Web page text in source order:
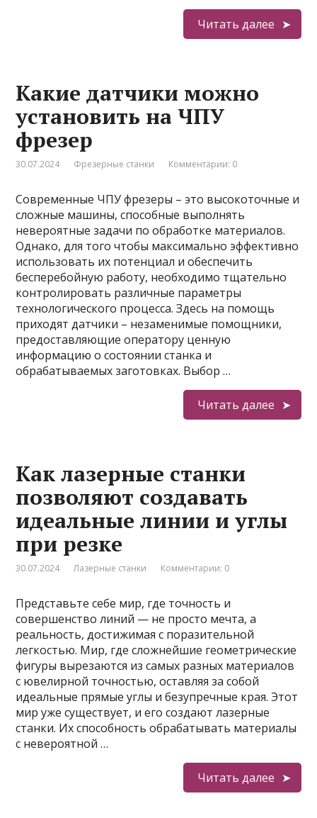
Читать далее
Какие датчики можно
установить на ЧПУ
фрезер
30.07.2024 Фрезерные станки Комментарии: 0
Современные ЧПУ фрезеры – это высокоточные и
сложные машины, способные выполнять
невероятные задачи по обработке материалов.
Однако, для того чтобы максимально эффективно
использовать их потенциал и обеспечить
бесперебойную работу, необходимо тщательно
контролировать различные параметры
технологического процесса. Здесь на помощь
приходят датчики – незаменимые помощники,
предоставляющие оператору ценную
информацию о состоянии станка и
обрабатываемых заготовках. Выбор …
Читать далее
Как лазерные станки
позволяют создавать
идеальные линии и углы
при резке
30.07.2024 Лазерные станки Комментарии: 0
Представьте себе мир, где точность и
совершенство линий — не просто мечта, а
реальность, достижимая с поразительной
легкостью. Мир, где сложнейшие геометрические
фигуры вырезаются из самых разных материалов
с ювелирной точностью, оставляя за собой
идеальные прямые углы и безупречные края. Этот
мир уже существует, и его создают лазерные
станки. Их способность обрабатывать материалы
с невероятной …
Читать далее